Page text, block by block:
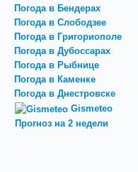
Погода в Бендерах
Погода в Слободзее
Погода в Григориополе
Погода в Дубоссарах
Погода в Рыбнице
Погода в Каменке
Погода в Днестровске
Gismeteo
Прогноз на 2 недели